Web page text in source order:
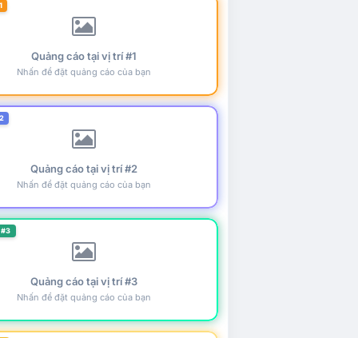
Quảng cáo tại vị trí #1
Nhấn để đặt quảng cáo của bạn
Quảng cáo tại vị trí #2
Nhấn để đặt quảng cáo của bạn
Quảng cáo tại vị trí #3
Nhấn để đặt quảng cáo của bạn